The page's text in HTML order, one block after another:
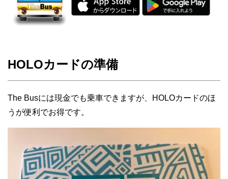
HOLOカードの準備
The Busには現金でも乗車できますが、HOLOカードのほ
うが便利でお得です。